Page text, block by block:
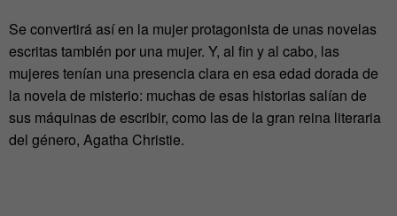
Se convertirá así en la mujer protagonista de unas novelas
escritas también por una mujer. Y, al fin y al cabo, las
mujeres tenían una presencia clara en esa edad dorada de
la novela de misterio: muchas de esas historias salían de
sus máquinas de escribir, como las de la gran reina literaria
del género, Agatha Christie.